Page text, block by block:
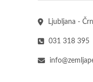
Ljubljana -
031 318 395